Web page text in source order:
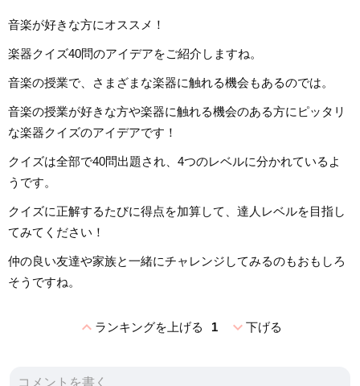
音楽が好きな方にオススメ！
楽器クイズ40問のアイデアをご紹介しますね。
音楽の授業で、さまざまな楽器に触れる機会もあるのでは。
音楽の授業が好きな方や楽器に触れる機会のある方にピッタリ
な楽器クイズのアイデアです！
クイズは全部で40問出題され、4つのレベルに分かれているよ
うです。
クイズに正解するたびに得点を加算して、達人レベルを目指し
てみてください！
仲の良い友達や家族と一緒にチャレンジしてみるのもおもしろ
そうですね。
expand_lessランキングを上げる 1 expand_more下げる